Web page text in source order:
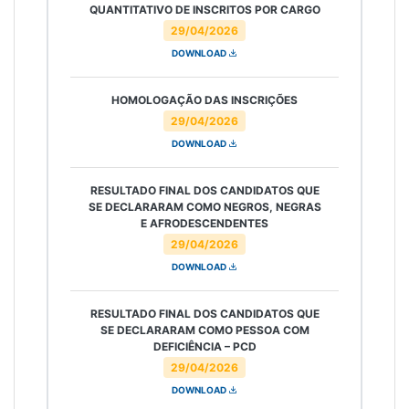
29/04/2026
QUANTITATIVO DE INSCRITOS POR CARGO
DOWNLOAD
29/04/2026
HOMOLOGAÇÃO DAS INSCRIÇÕES
DOWNLOAD
29/04/2026
RESULTADO FINAL DOS CANDIDATOS QUE
SE DECLARARAM COMO NEGROS, NEGRAS
E AFRODESCENDENTES
DOWNLOAD
29/04/2026
RESULTADO FINAL DOS CANDIDATOS QUE
SE DECLARARAM COMO PESSOA COM
DEFICIÊNCIA – PCD
DOWNLOAD